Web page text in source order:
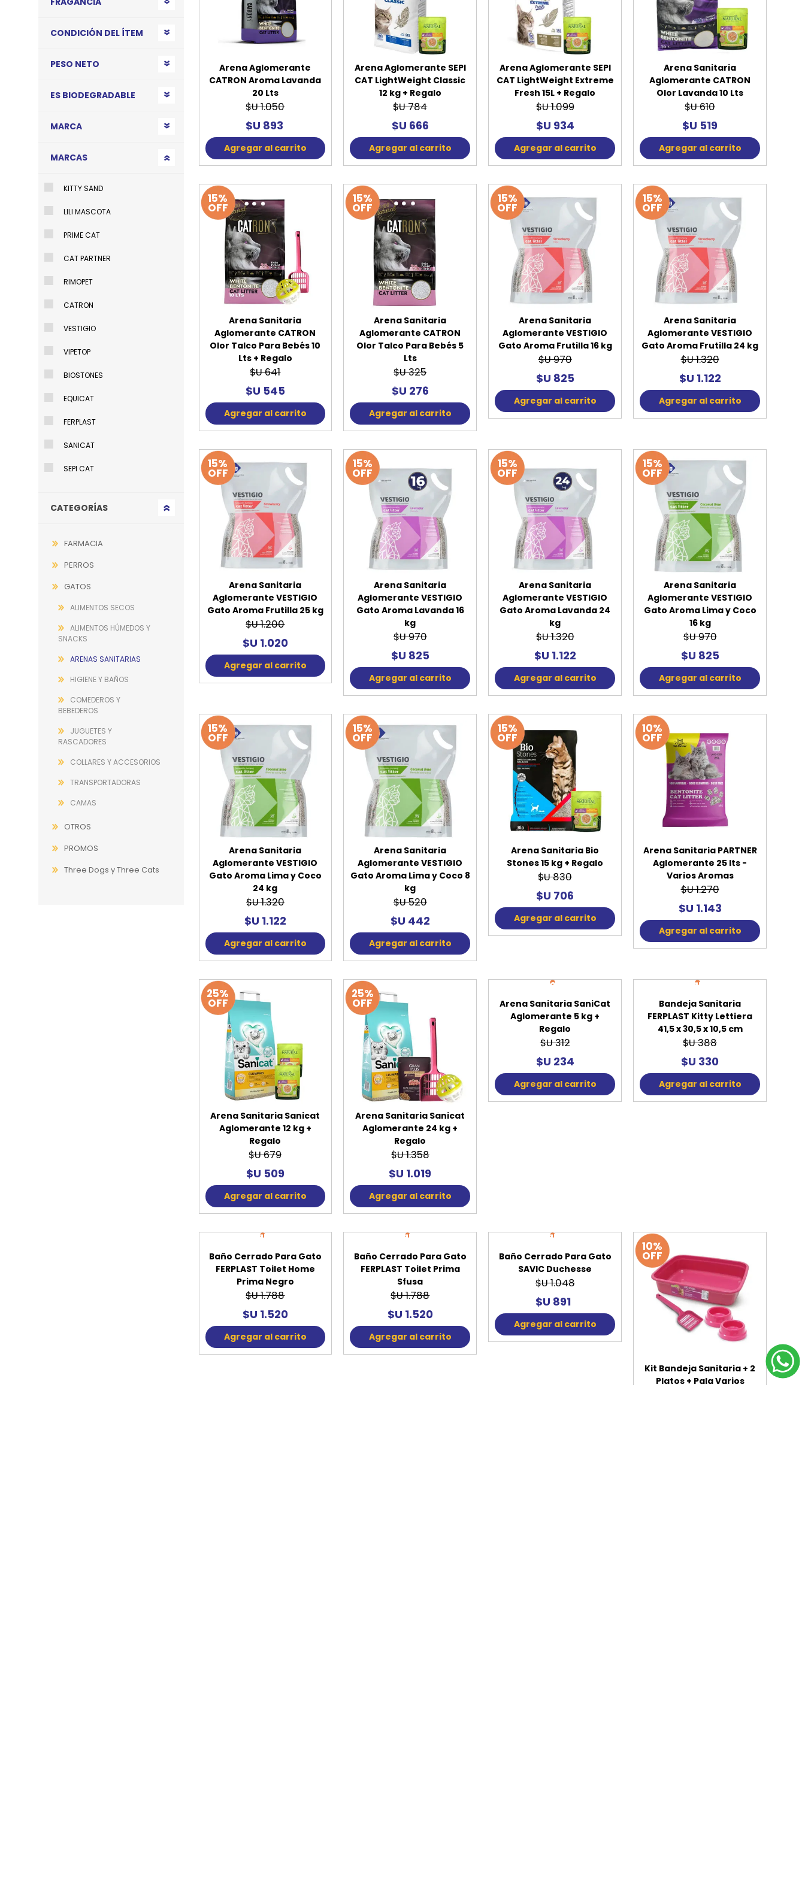
COMEDEROS Y BEBEDEROS
TRANSPORTADORAS
CAMAS
THREE CATS
THREE DOGS
PEDIGREE
ROYAL CANIN
Ver todas
Arena Aglomerante
CATRON Aroma Lavanda
20 Lts
$U 1.050
$U 893
Agregar al carrito
Arena Aglomerante SEPI
CAT LightWeight Classic
12 kg + Regalo
$U 784
$U 666
Agregar al carrito
Arena Aglomerante SEPI
CAT LightWeight Extreme
Fresh 15L + Regalo
$U 1.099
$U 934
Agregar al carrito
Arena Sanitaria
Aglomerante CATRON
Olor Lavanda 10 Lts
$U 610
$U 519
Agregar al carrito
15%
OFF
Arena Sanitaria
Aglomerante CATRON
Olor Talco Para Bebés 10
Lts + Regalo
$U 641
$U 545
Agregar al carrito
15%
OFF
Arena Sanitaria
Aglomerante CATRON
Olor Talco Para Bebés 5
Lts
$U 325
$U 276
Agregar al carrito
15%
OFF
Arena Sanitaria
Aglomerante VESTIGIO
Gato Aroma Frutilla 16 kg
$U 970
$U 825
Agregar al carrito
15%
OFF
Arena Sanitaria
Aglomerante VESTIGIO
Gato Aroma Frutilla 24 kg
$U 1.320
$U 1.122
Agregar al carrito
15%
OFF
Arena Sanitaria
Aglomerante VESTIGIO
Gato Aroma Frutilla 25 kg
$U 1.200
$U 1.020
Agregar al carrito
15%
OFF
Arena Sanitaria
Aglomerante VESTIGIO
Gato Aroma Lavanda 16
kg
$U 970
$U 825
Agregar al carrito
15%
OFF
Arena Sanitaria
Aglomerante VESTIGIO
Gato Aroma Lavanda 24
kg
$U 1.320
$U 1.122
Agregar al carrito
15%
OFF
Arena Sanitaria
Aglomerante VESTIGIO
Gato Aroma Lima y Coco
16 kg
$U 970
$U 825
Agregar al carrito
15%
OFF
Arena Sanitaria
Aglomerante VESTIGIO
Gato Aroma Lima y Coco
24 kg
$U 1.320
$U 1.122
Agregar al carrito
15%
OFF
Arena Sanitaria
Aglomerante VESTIGIO
Gato Aroma Lima y Coco 8
kg
$U 520
$U 442
Agregar al carrito
15%
OFF
Arena Sanitaria Bio
Stones 15 kg + Regalo
$U 830
$U 706
Agregar al carrito
10%
OFF
Arena Sanitaria PARTNER
Aglomerante 25 lts -
Varios Aromas
$U 1.270
$U 1.143
Agregar al carrito
25%
OFF
Arena Sanitaria Sanicat
Aglomerante 12 kg +
Regalo
$U 679
$U 509
Agregar al carrito
25%
OFF
Arena Sanitaria Sanicat
Aglomerante 24 kg +
Regalo
$U 1.358
$U 1.019
Agregar al carrito
25%
Arena Sanitaria SaniCat
Aglomerante 5 kg +
Regalo
$U 312
$U 234
Agregar al carrito
15%
Bandeja Sanitaria
FERPLAST Kitty Lettiera
41,5 x 30,5 x 10,5 cm
$U 388
$U 330
Agregar al carrito
15%
Baño Cerrado Para Gato
FERPLAST Toilet Home
Prima Negro
$U 1.788
$U 1.520
Agregar al carrito
15%
Baño Cerrado Para Gato
FERPLAST Toilet Prima
Sfusa
$U 1.788
$U 1.520
Agregar al carrito
15%
Baño Cerrado Para Gato
SAVIC Duchesse
$U 1.048
$U 891
Agregar al carrito
10%
OFF
Kit Bandeja Sanitaria + 2
Platos + Pala Varios
CONDICIÓN DEL ÍTEM
PESO NETO
ES BIODEGRADABLE
MARCA
MARCAS
KITTY SAND
LILI MASCOTA
PRIME CAT
CAT PARTNER
RIMOPET
CATRON
VESTIGIO
VIPETOP
BIOSTONES
EQUICAT
FERPLAST
SANICAT
SEPI CAT
CATEGORÍAS
FARMACIA
PERROS
GATOS
ALIMENTOS SECOS
ALIMENTOS HÚMEDOS Y
SNACKS
ARENAS SANITARIAS
HIGIENE Y BAÑOS
COMEDEROS Y
BEBEDEROS
JUGUETES Y
RASCADORES
COLLARES Y ACCESORIOS
TRANSPORTADORAS
CAMAS
OTROS
PROMOS
Three Dogs y Three Cats